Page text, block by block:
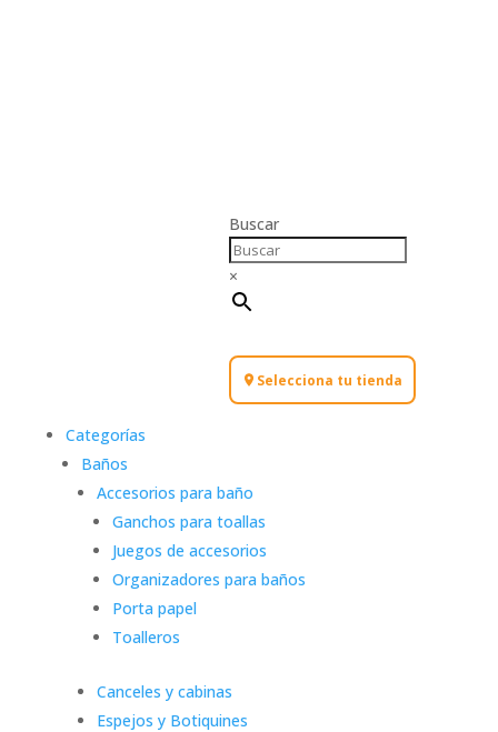
Categorías
Baños
Accesorios para baño
Ganchos para toallas
Juegos de accesorios
Organizadores para baños
Porta papel
Toalleros
Canceles y cabinas
Espejos y Botiquines
Buscar
×
Selecciona tu tienda